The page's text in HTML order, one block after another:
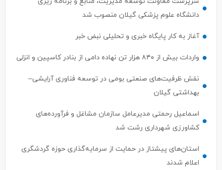
دانشگاه علوم پزشکی گیلان منصوب شد
آغاز به کار پایگاه خبری و تحلیلی نبض خبر
واردات بیش از ۸۴۰ هزار تن نهاده دامی از بنادر كاسپین و انزلی
نقش ظرفیت‌های صنعتی بومی در توسعه فناوری آرایشی–
بهداشتی گیلان
اسماعیل رحمتی مدیرعامل سازمان مشاغل و فرآورده‌های
کشاورزی شهرداری رشت شد
استان‌های پیشتاز در حمایت از سرمایه‌گذاری حوزه گردشگری
اعلام شدند